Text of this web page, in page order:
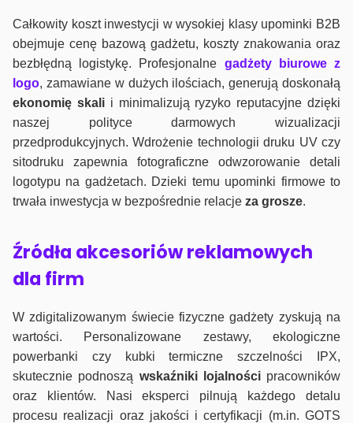
Całkowity koszt inwestycji w wysokiej klasy upominki B2B
obejmuje cenę bazową gadżetu, koszty znakowania oraz
bezbłędną logistykę. Profesjonalne gadżety biurowe z
logo, zamawiane w dużych ilościach, generują doskonałą
ekonomię skalii minimalizują ryzyko reputacyjne dzięki
naszej polityce darmowych wizualizacji
przedprodukcyjnych. Wdrożenie technologii druku UV czy
sitodruku zapewnia fotograficzne odwzorowanie detali
logotypu na gadżetach. Dzieki temu upominki firmowe to
trwała inwestycja w bezpośrednie relacje za grosze.
Źródła akcesoriów reklamowych
dla firm
W zdigitalizowanym świecie fizyczne gadżety zyskują na
wartości. Personalizowane zestawy, ekologiczne
powerbanki czy kubki termiczne szczelności IPX,
skutecznie podnoszą wskaźniki lojalnościpracowników
oraz klientów. Nasi eksperci pilnują każdego detalu
procesu realizacji oraz jakości i certyfikacji (m.in. GOTS